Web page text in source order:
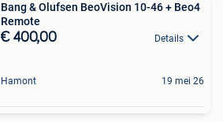
Bang & Olufsen BeoVision 10-46 + Beo4
Remote
€ 400,00 Details
Hamont 19 mei 26